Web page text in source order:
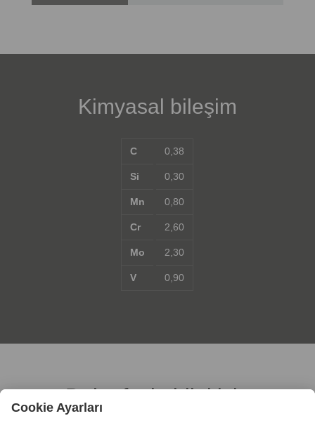
Kimyasal bileşim
C
Si
Mn
Cr
Mo
V
0,38
0,30
0,80
2,60
2,30
0,90
Daha fazla bilgi için
bizimle iletişime geçin